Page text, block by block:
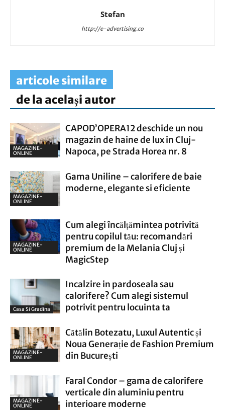
Stefan
http://e-advertising.co
articole similare
de la același autor
MAGAZINE-
ONLINE
CAPOD’OPERA12 deschide un nou
magazin de haine de lux in Cluj-
Napoca, pe Strada Horea nr. 8
MAGAZINE-
ONLINE
Gama Uniline – calorifere de baie
moderne, elegante si eficiente
MAGAZINE-
ONLINE
Cum alegi încălțămintea potrivită
pentru copilul tău: recomandări
premium de la Melania Cluj și
MagicStep
Casa Si Gradina
Incalzire in pardoseala sau
calorifere? Cum alegi sistemul
potrivit pentru locuinta ta
MAGAZINE-
ONLINE
Cătălin Botezatu, Luxul Autentic și
Noua Generație de Fashion Premium
din București
MAGAZINE-
ONLINE
Faral Condor – gama de calorifere
verticale din aluminiu pentru
interioare moderne